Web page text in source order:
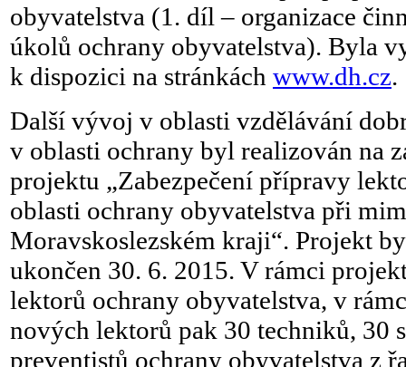
obyvatelstva (1. díl – organizace
úkolů ochrany obyvatelstva). Byla
k dispozici na stránkách www.dh.cz.
Další vývoj v oblasti vzdělávání
v oblasti ochrany byl realizován na
projektu „Zabezpečení přípravy
oblasti ochrany obyvatelstva při
Moravskoslezském kraji“. Projekt
ukončen 30. 6. 2015. V rámci
lektorů ochrany obyvatelstva, v
nových lektorů pak 30 techniků, 30
preventistů ochrany obyvatelstva z